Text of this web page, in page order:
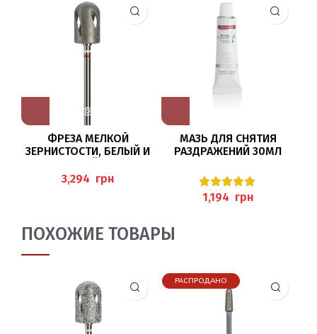
ФРЕЗА МЕЛКОЙ
ЗЕРНИСТОСТИ, БЕЛЫЙ И
HT8880/095
HYBRIDTWISTER BUSCH
грн
МАЗЬ ДЛЯ СНЯТИЯ
РАЗДРАЖЕНИЙ 30МЛ
грн
ПОХОЖИЕ ТОВАРЫ
РАСПРОДАНО